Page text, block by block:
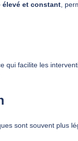
élevé et constant,
qui facilite les
sont souvent plus